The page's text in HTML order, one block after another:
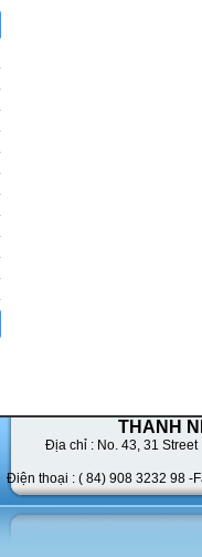
THANH
Địa chỉ : No. 43, 31 Street
Điện thoại : ( 84) 908 3232 98 -